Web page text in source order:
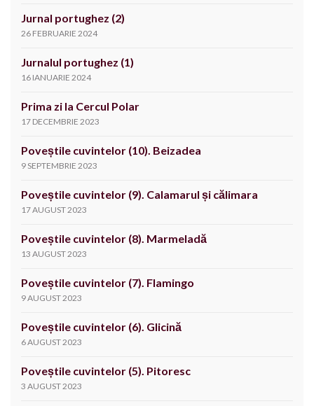
Jurnal portughez (2)
26 FEBRUARIE 2024
Jurnalul portughez (1)
16 IANUARIE 2024
Prima zi la Cercul Polar
17 DECEMBRIE 2023
Poveștile cuvintelor (10). Beizadea
9 SEPTEMBRIE 2023
Poveștile cuvintelor (9). Calamarul și călimara
17 AUGUST 2023
Poveștile cuvintelor (8). Marmeladă
13 AUGUST 2023
Poveștile cuvintelor (7). Flamingo
9 AUGUST 2023
Poveștile cuvintelor (6). Glicină
6 AUGUST 2023
Poveștile cuvintelor (5). Pitoresc
3 AUGUST 2023